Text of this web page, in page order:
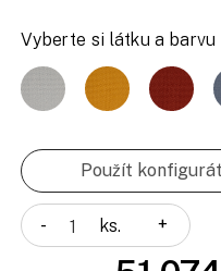
Vyberte si látku a barvu
Použít
- +
ks.